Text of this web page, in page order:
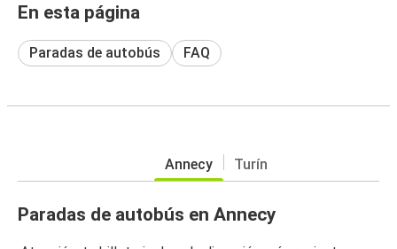
En esta página
Paradas de autobús FAQ
Annecy Turín
Paradas de autobús en Annecy